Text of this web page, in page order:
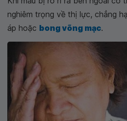
nghiêm trọng về thị lực, chẳng
áp hoặc bong võng mạc.